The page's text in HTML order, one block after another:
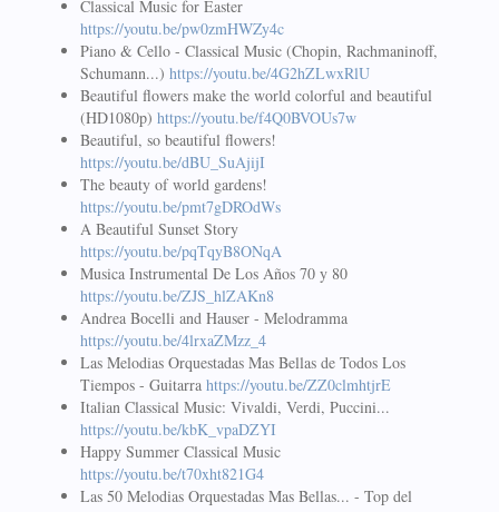
Classical Music for Easter
https://youtu.be/pw0zmHWZy4c
Piano & Cello - Classical Music (Chopin, Rachmaninoff,
Schumann...) https://youtu.be/4G2hZLwxRlU
Beautiful flowers make the world colorful and beautiful
(HD1080p) https://youtu.be/f4Q0BVOUs7w
Beautiful, so beautiful flowers!
https://youtu.be/dBU_SuAjijI
The beauty of world gardens!
https://youtu.be/pmt7gDROdWs
A Beautiful Sunset Story
https://youtu.be/pqTqyB8ONqA
Musica Instrumental De Los Años 70 y 80
https://youtu.be/ZJS_hlZAKn8
Andrea Bocelli and Hauser - Melodramma
https://youtu.be/4lrxaZMzz_4
Las Melodias Orquestadas Mas Bellas de Todos Los
Tiempos - Guitarra https://youtu.be/ZZ0clmhtjrE
Italian Classical Music: Vivaldi, Verdi, Puccini...
https://youtu.be/kbK_vpaDZYI
Happy Summer Classical Music
https://youtu.be/t70xht821G4
Las 50 Melodias Orquestadas Mas Bellas... - Top del